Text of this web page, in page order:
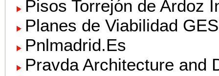
Pisos Torrejón de Ardoz
Planes de Viabilidad
Pnlmadrid.Es
Pravda Architecture and